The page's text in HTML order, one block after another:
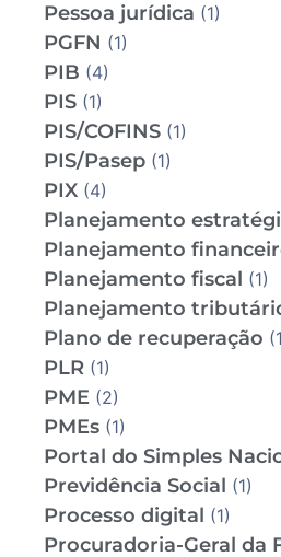
Pessoa jurídica (1)
PGFN (1)
PIB (4)
PIS (1)
PIS/COFINS (1)
PIS/Pasep (1)
PIX (4)
Planejamento
Planejamento
Planejamento fiscal (1)
Planejamento
Plano de recuperação
PLR (1)
PME (2)
PMEs (1)
Portal do Simples
Previdência Social (1)
Processo digital (1)
Procuradoria-Geral da